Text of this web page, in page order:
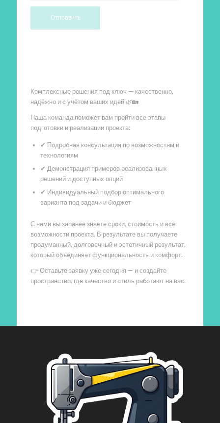
Комплексные решения под ключ — качественно,
надёжно и с учётом ваших идей 🌿🏡
Наша команда поможет вам пройти все этапы
подготовки и реализации проекта:
✔ Подробная консультация по возможностям и
технологиям
✔ Демонстрация примеров реализованных
решений и доступных опций
✔ Индивидуальный подбор оптимального
варианта под задачи и бюджет
С нами вы заранее знаете сроки, стоимость и все
возможности проекта. В результате вы получаете
продуманный, долговечный и эстетичный результат,
который объединяет функциональность и комфорт.
👉 Оставьте заявку уже сегодня — и создайте
пространство, где качество и стиль работают на вас.